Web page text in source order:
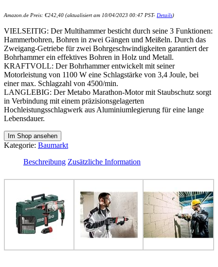
Amazon.de Preis: €242,40 (aktualisiert am 10/04/2023 00:47 PST- Details)
VIELSEITIG: Der Multihammer besticht durch seine 3 Funktionen:
Hammerbohren, Bohren in zwei Gängen und Meißeln. Durch das
Zweigang-Getriebe für zwei Bohrgeschwindigkeiten garantiert der
Bohrhammer ein effektives Bohren in Holz und Metall.
KRAFTVOLL: Der Bohrhammer entwickelt mit seiner
Motorleistung von 1100 W eine Schlagstärke von 3,4 Joule, bei
einer max. Schlagzahl von 4500/min.
LANGLEBIG: Der Metabo Marathon-Motor mit Staubschutz sorgt
in Verbindung mit einem präzisionsgelagerten
Hochleistungsschlagwerk aus Aluminiumlegierung für eine lange
Lebensdauer.
Im Shop ansehen
Kategorie: Baumarkt
Beschreibung Zusätzliche Information